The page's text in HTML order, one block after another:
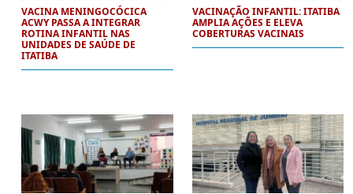
VACINA MENINGOCÓCICA
ACWY PASSA A INTEGRAR
ROTINA INFANTIL NAS
UNIDADES DE SAÚDE DE
ITATIBA
VACINAÇÃO INFANTIL: ITATIBA
AMPLIA AÇÕES E ELEVA
COBERTURAS VACINAIS